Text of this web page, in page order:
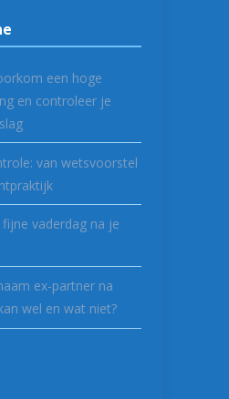
een hoge
en controleer je
van wetsvoorstel
vaderdag na je
ex-partner na
wel en wat niet?